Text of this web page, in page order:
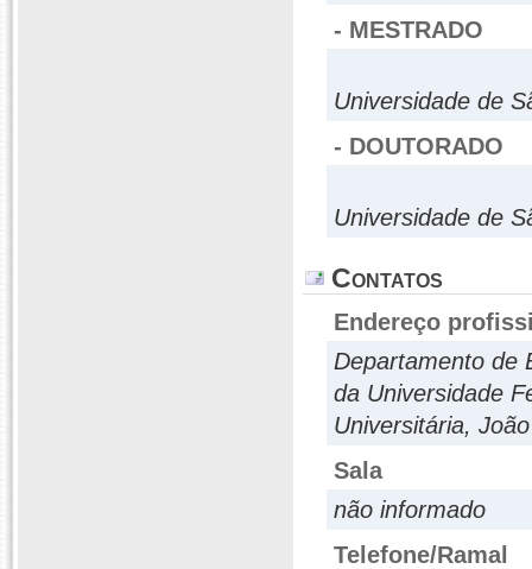
- MESTRADO
Universidade de
- DOUTORADO
Universidade de
Contatos
Endereço
Departamento de
da Universidade
Universitária,
Sala
não informado
Telefone/Ramal